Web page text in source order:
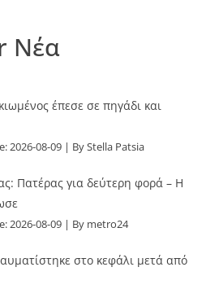
Νέα
έπεσε σε πηγάδι και
2026-08-09 By Stella Patsia
Πατέρας για δεύτερη φορά – Η
2026-08-09 By metro24
στο κεφάλι μετά από